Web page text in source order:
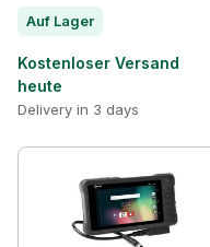
Auf Lager
Kostenloser Versand
heute
Delivery in 3 days